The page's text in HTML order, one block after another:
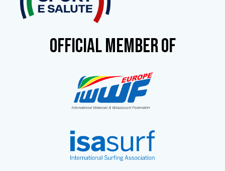
OFFICIAL MEMBER OF